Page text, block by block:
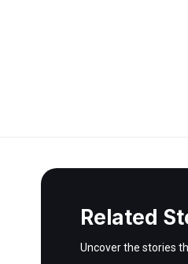
Related
Uncover the stories